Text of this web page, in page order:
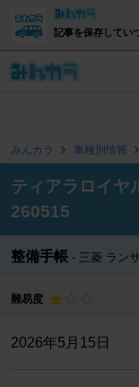
記事を保存してい
みんカラ 車種別情報
ティアラロイ
260515
整備手帳 三菱 ラン
難易度
2026年5月15日